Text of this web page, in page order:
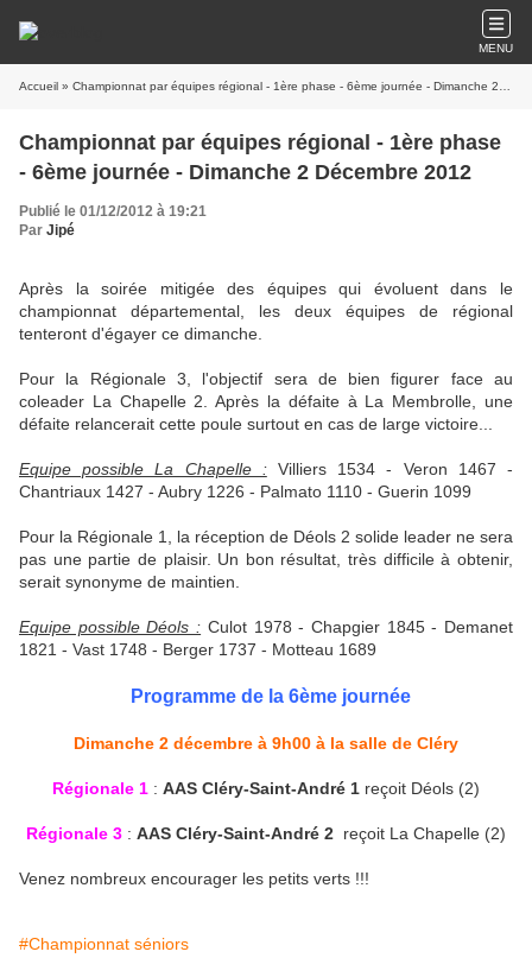
MENU
Accueil » Championnat par équipes régional - 1ère phase - 6ème journée - Dimanche 2 Décembre 2012
Championnat par équipes régional - 1ère phase
- 6ème journée - Dimanche 2 Décembre 2012
Publié le 01/12/2012 à 19:21
Par Jipé
Après la soirée mitigée des équipes qui évoluent dans le
championnat départemental, les deux équipes de régional
tenteront d'égayer ce dimanche.
Pour la Régionale 3, l'objectif sera de bien figurer face au
coleader La Chapelle 2. Après la défaite à La Membrolle, une
défaite relancerait cette poule surtout en cas de large victoire...
Equipe possible La Chapelle :Villiers 1534 - Veron 1467 -
Chantriaux 1427 - Aubry 1226 - Palmato 1110 - Guerin 1099
Pour la Régionale 1, la réception de Déols 2 solide leader ne sera
pas une partie de plaisir. Un bon résultat, très difficile à obtenir,
serait synonyme de maintien.
Equipe possible Déols : Culot 1978 - Chapgier 1845 - Demanet
1821 - Vast 1748 - Berger 1737 - Motteau 1689
Programme de la 6ème journée
Dimanche 2 décembre à 9h00 à la salle de Cléry
Régionale 1 : AAS Cléry-Saint-André 1 reçoit Déols (2)
Régionale 3 : AAS Cléry-Saint-André 2 reçoit La Chapelle (2)
Venez nombreux encourager les petits verts !!!
#Championnat séniors